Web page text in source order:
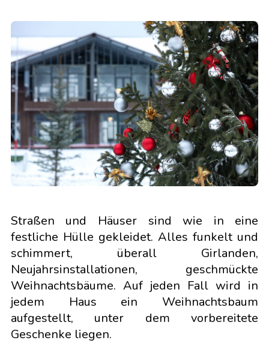
Straßen und Häuser sind wie in eine
festliche Hülle gekleidet. Alles funkelt und
schimmert, überall Girlanden,
Neujahrsinstallationen, geschmückte
Weihnachtsbäume. Auf jeden Fall wird in
jedem Haus ein Weihnachtsbaum
aufgestellt, unter dem vorbereitete
Geschenke liegen.